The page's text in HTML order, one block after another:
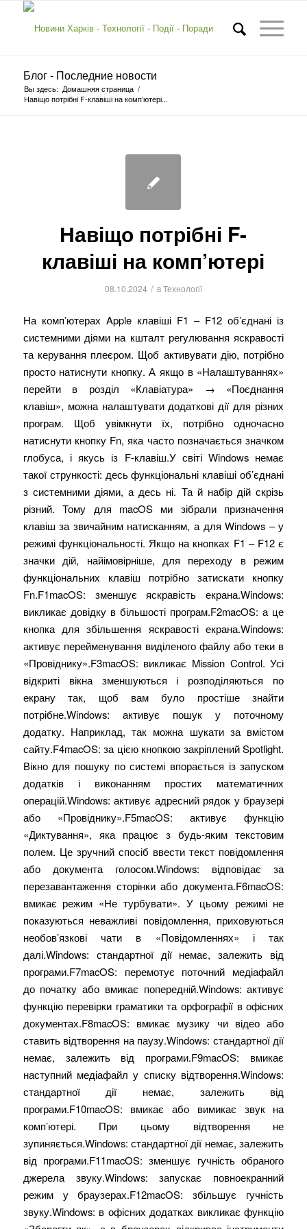
Блог - Последние новости
Вы здесь: Домашняя страница /
Навіщо потрібні F-клавіші на комп’ютері...
Навіщо потрібні F-
клавіші на комп’ютері
08.10.2024 / вТехнології
На комп’ютерах Apple клавіші F1 – F12 об’єднані із
системними діями на кшталт регулювання яскравості
та керування плеєром. Щоб активувати дію, потрібно
просто натиснути кнопку. А якщо в «Налаштуваннях»
перейти в розділ «Клавіатура» → «Поєднання
клавіш», можна налаштувати додаткові дії для різних
програм. Щоб увімкнути їх, потрібно одночасно
натиснути кнопку Fn, яка часто позначається значком
глобуса, і якусь із F-клавіш.У світі Windows немає
такої стрункості: десь функціональні клавіші об’єднані
з системними діями, а десь ні. Та й набір дій скрізь
різний. Тому для macOS ми зібрали призначення
клавіш за звичайним натисканням, а для Windows – у
режимі функціональності. Якщо на кнопках F1 – F12 є
значки дій, найімовірніше, для переходу в режим
функціональних клавіш потрібно затискати кнопку
Fn.F1macOS: зменшує яскравість екрана.Windows:
викликає довідку в більшості програм.F2macOS: а це
кнопка для збільшення яскравості екрана.Windows:
активує перейменування виділеного файлу або теки в
«Провіднику».F3macOS: викликає Mission Control. Усі
відкриті вікна зменшуються і розподіляються по
екрану так, щоб вам було простіше знайти
потрібне.Windows: активує пошук у поточному
додатку. Наприклад, так можна шукати за вмістом
сайту.F4macOS: за цією кнопкою закріплений Spotlight.
Вікно для пошуку по системі впорається із запуском
додатків і виконанням простих математичних
операцій.Windows: активує адресний рядок у браузері
або «Провіднику».F5macOS: активує функцію
«Диктування», яка працює з будь-яким текстовим
полем. Це зручний спосіб ввести текст повідомлення
або документа голосом.Windows: відповідає за
перезавантаження сторінки або документа.F6macOS:
вмикає режим «Не турбувати». У цьому режимі не
показуються неважливі повідомлення, приховуються
необов’язкові чати в «Повідомленнях» і так
далі.Windows: стандартної дії немає, залежить від
програми.F7macOS: перемотує поточний медіафайл
до початку або вмикає попередній.Windows: активує
функцію перевірки граматики та орфографії в офісних
документах.F8macOS: вмикає музику чи відео або
ставить відтворення на паузу.Windows: стандартної дії
немає, залежить від програми.F9macOS: вмикає
наступний медіафайл у списку відтворення.Windows:
стандартної дії немає, залежить від
програми.F10macOS: вмикає або вимикає звук на
комп’ютері. При цьому відтворення не
зупиняється.Windows: стандартної дії немає, залежить
від програми.F11macOS: зменшує гучність обраного
джерела звуку.Windows: запускає повноекранний
режим у браузерах.F12macOS: збільшує гучність
звуку.Windows: в офісних додатках викликає функцію